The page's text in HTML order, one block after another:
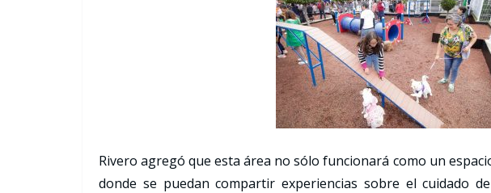
Rivero agregó que esta área no sólo funcionará como un
donde se puedan compartir experiencias sobre el cuidado